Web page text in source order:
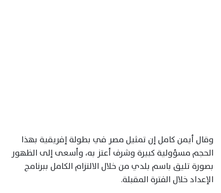
وقال أيمن كامل إن تمثيل مصر في بطولة إفريقية بهذا
الحجم مسؤولية كبيرة وشرف أعتز به، وأسعى إلى الظهور
بصورة تليق باسم بلدي من خلال الالتزام الكامل ببرنامج
الإعداد خلال الفترة المقبلة.